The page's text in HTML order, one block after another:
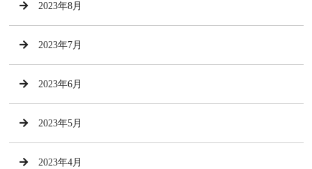
2023年8月
2023年7月
2023年6月
2023年5月
2023年4月